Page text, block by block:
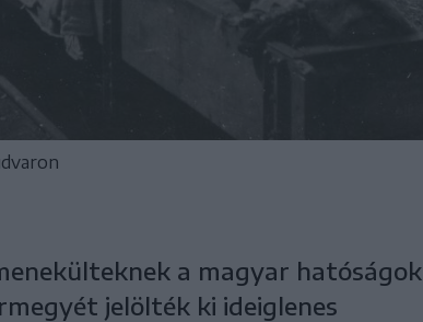
a magyar hatóságok
jelölték ki ideiglenes